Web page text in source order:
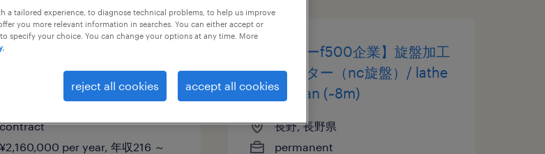
い者求人】不動産業／庶
務（契約社員）（長野県）
contract
¥2,160,000 per year, 年収216 ～
【メーカーf500企業】旋盤加工
オペレーター（nc旋盤）/ lathe
technician (~8m)
長野, 長野県
permanent
a tailored experience, to diagnose technical problems, to help us improve
you more relevant information in searches. You can either accept or
specify your choice. You can change your options at any time. More
reject all cookies accept all cookies